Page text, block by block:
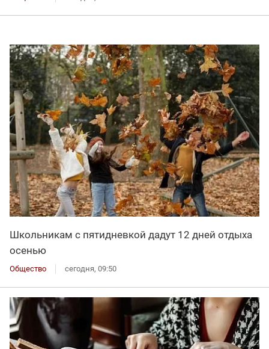
Школьникам с пятидневкой дадут 12 дней отдыха
осенью
Общество сегодня, 09:50